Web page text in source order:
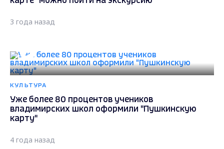
3 года назад
КУЛЬТУРА
Уже более 80 процентов учеников
владимирских школ оформили "Пушкинскую
карту"
4 года назад